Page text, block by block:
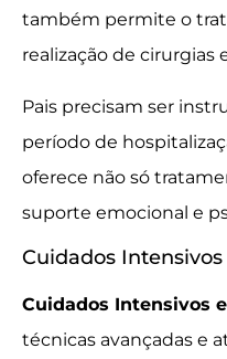
também permite o
realização de cirurgias
Pais precisam ser
período de
oferece não só
suporte emocional e
Cuidados
Cuidados Intensivos
técnicas avançadas e